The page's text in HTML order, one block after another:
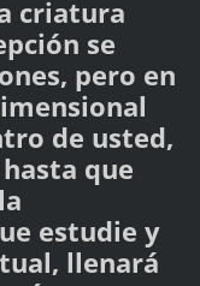
criatura
se
pero en
de usted,
que
estudie y
llenará